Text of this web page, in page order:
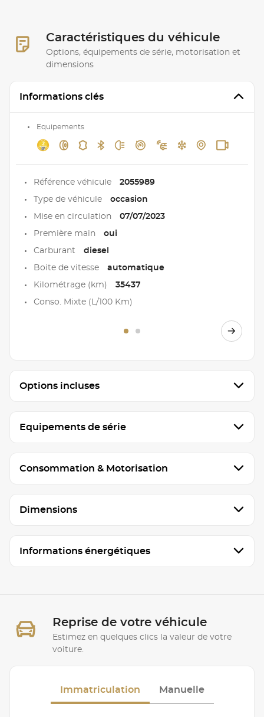
Caractéristiques du véhicule
Options, équipements de série, motorisation et
dimensions
Informations clés
Equipements
Référence véhicule 2055989
Type de véhicule occasion
Mise en circulation 07/07/2023
Première main oui
Carburant diesel
Boite de vitesse automatique
Kilométrage (km) 35437
Conso. Mixte (L/100 Km)
Options incluses
Equipements de série
Consommation & Motorisation
Dimensions
Informations énergétiques
Reprise de votre véhicule
Estimez en quelques clics la valeur de votre
voiture.
Immatriculation Manuelle